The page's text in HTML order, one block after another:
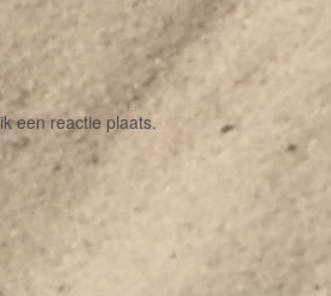
een reactie plaats.